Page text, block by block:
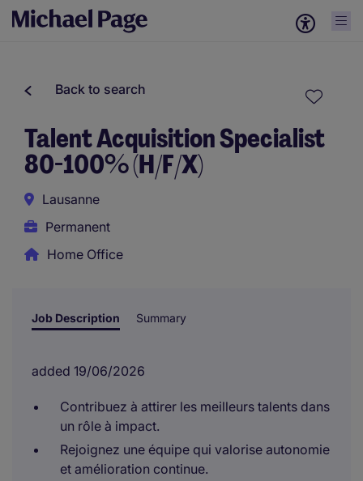
Back to search
Talent Acquisition Specialist
80-100% (H/F/X)
Lausanne
Permanent
Home Office
Job Description Summary
added 19/06/2026
Contribuez à attirer les meilleurs talents dans
un rôle à impact.
Rejoignez une équipe qui valorise autonomie
et amélioration continue.